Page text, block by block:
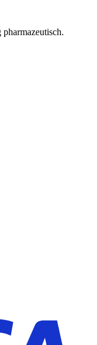
pharmazeutisch.